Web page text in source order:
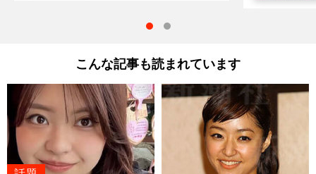
こんな記事も読まれています